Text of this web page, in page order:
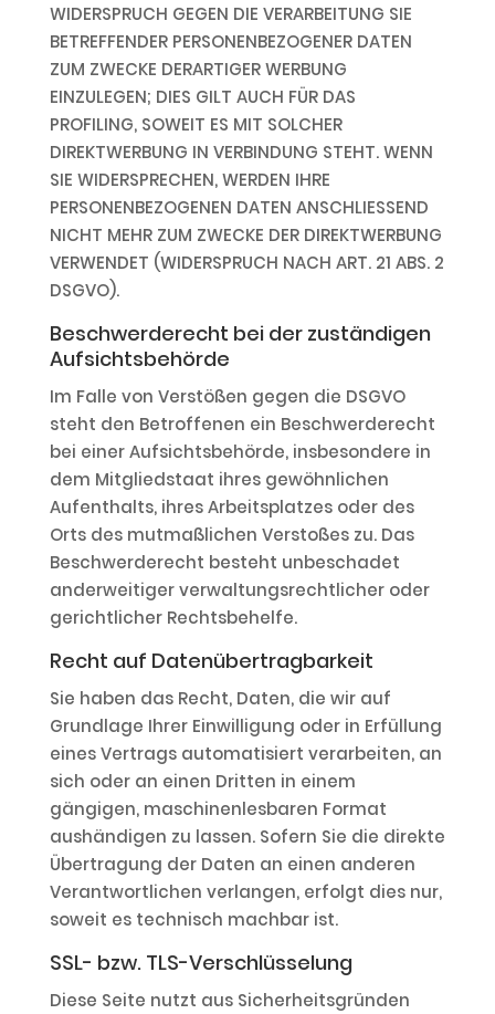
WIDERSPRUCH GEGEN DIE VERARBEITUNG SIE
BETREFFENDER PERSONENBEZOGENER DATEN
ZUM ZWECKE DERARTIGER WERBUNG
EINZULEGEN; DIES GILT AUCH FÜR DAS
PROFILING, SOWEIT ES MIT SOLCHER
DIREKTWERBUNG IN VERBINDUNG STEHT. WENN
SIE WIDERSPRECHEN, WERDEN IHRE
PERSONENBEZOGENEN DATEN ANSCHLIESSEND
NICHT MEHR ZUM ZWECKE DER DIREKTWERBUNG
VERWENDET (WIDERSPRUCH NACH ART. 21 ABS. 2
DSGVO).
Beschwerderecht bei der zuständigen
Aufsichtsbehörde
Im Falle von Verstößen gegen die DSGVO
steht den Betroffenen ein Beschwerderecht
bei einer Aufsichtsbehörde, insbesondere in
dem Mitgliedstaat ihres gewöhnlichen
Aufenthalts, ihres Arbeitsplatzes oder des
Orts des mutmaßlichen Verstoßes zu. Das
Beschwerderecht besteht unbeschadet
anderweitiger verwaltungsrechtlicher oder
gerichtlicher Rechtsbehelfe.
Recht auf Datenübertragbarkeit
Sie haben das Recht, Daten, die wir auf
Grundlage Ihrer Einwilligung oder in Erfüllung
eines Vertrags automatisiert verarbeiten, an
sich oder an einen Dritten in einem
gängigen, maschinenlesbaren Format
aushändigen zu lassen. Sofern Sie die direkte
Übertragung der Daten an einen anderen
Verantwortlichen verlangen, erfolgt dies nur,
soweit es technisch machbar ist.
SSL- bzw. TLS-Verschlüsselung
Diese Seite nutzt aus Sicherheitsgründen